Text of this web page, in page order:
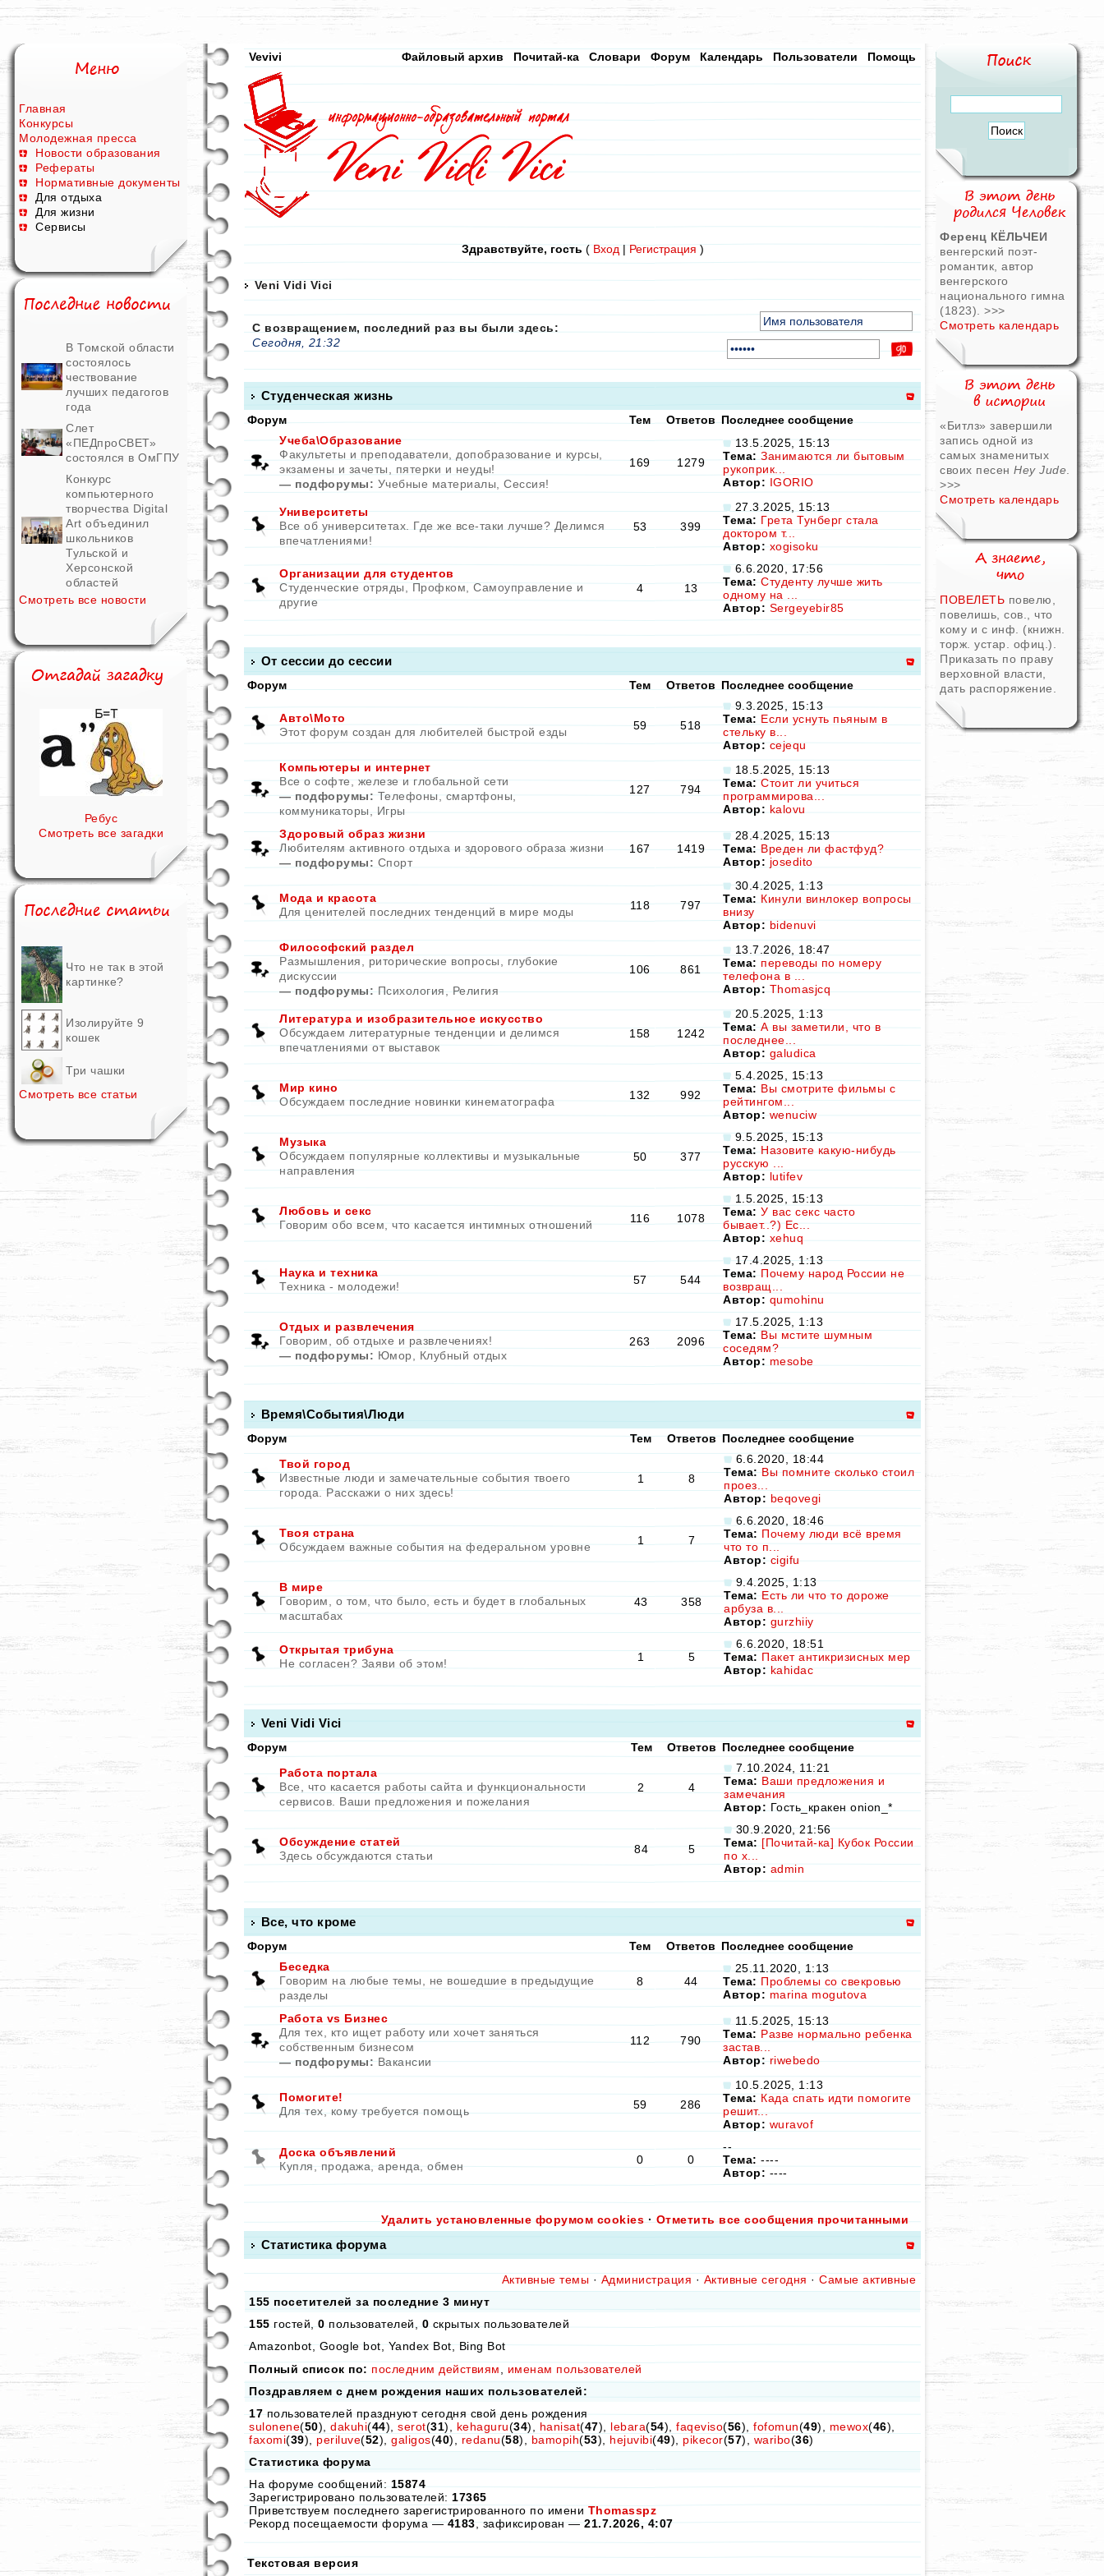
Главная
Конкурсы
Молодежная пресса
Новости образования
Рефераты
Нормативные документы
Для отдыха
Для жизни
Сервисы
В Томской области
состоялось
чествование
лучших педагогов
года
Слет
«ПЕДпроСВЕТ»
состоялся в ОмГПУ
Конкурс
компьютерного
творчества Digital
Art объединил
школьников
Тульской и
Херсонской
областей
Смотреть все новости
Ребус
Смотреть все загадки
Что не так в этой
картинке?
Изолируйте 9
кошек
Три чашки
Смотреть все статьи
Vevivi Помощь
Пользователи
Календарь
Форум
Словари
Почитай-ка
Файловый архив
Здравствуйте, гость ( Вход | Регистрация )
Veni Vidi Vici
С возвращением, последний раз вы были здесь:
Сегодня, 21:32
Студенческая жизнь
Форум Тем Ответов Последнее сообщение
Учеба\Образование
Факультеты и преподаватели, допобразование и курсы,
экзамены и зачеты, пятерки и неуды!
— подфорумы: Учебные материалы Сессия!
169 1279
13.5.2025, 15:13
Тема: Занимаются ли бытовым
рукоприк...
Автор: IGORIO
Университеты
Все об университетах. Где же все-таки лучше? Делимся
впечатлениями!
53 399
27.3.2025, 15:13
Тема: Грета Тунберг стала
доктором т...
Автор: xogisoku
Организации для студентов
Студенческие отряды, Профком, Самоуправление и
другие
4 13
6.6.2020, 17:56
Тема: Студенту лучше жить
одному на ...
Автор: Sergeyebir85
От сессии до сессии
Форум Тем Ответов Последнее сообщение
Авто\Мото
Этот форум создан для любителей быстрой езды
59 518
9.3.2025, 15:13
Тема: Если уснуть пьяным в
стельку в...
Автор: cejequ
Компьютеры и интернет
Все о софте, железе и глобальной сети
— подфорумы: Телефоны, смартфоны,
коммуникаторы
Игры
127 794
18.5.2025, 15:13
Тема: Стоит ли учиться
программирова...
Автор: kalovu
Здоровый образ жизни
Любителям активного отдыха и здорового образа жизни
— подфорумы: Спорт
167 1419
28.4.2025, 15:13
Тема: Вреден ли фастфуд?
Автор: josedito
Мода и красота
Для ценителей последних тенденций в мире моды
118 797
30.4.2025, 1:13
Тема: Кинули винлокер вопросы
внизу
Автор: bidenuvi
Философский раздел
Размышления, риторические вопросы, глубокие
дискуссии
— подфорумы: Психология,Религия
106 861
13.7.2026, 18:47
Тема: переводы по номеру
телефона в ...
Автор: Thomasjcq
Литература и изобразительное искусство
Обсуждаем литературные тенденции и делимся
впечатлениями от выставок
158 1242
20.5.2025, 1:13
Тема: А вы заметили, что в
последнее...
Автор: galudica
Мир кино
Обсуждаем последние новинки кинематографа
132 992
5.4.2025, 15:13
Тема: Вы смотрите фильмы с
рейтингом...
Автор: wenuciw
Музыка
Обсуждаем популярные коллективы и музыкальные
направления
50 377
9.5.2025, 15:13
Тема: Назовите какую-нибудь
русскую ...
Автор: lutifev
Любовь и секс
Говорим обо всем, что касается интимных отношений
116 1078
1.5.2025, 15:13
Тема: У вас секс часто
бывает..?) Ес...
Автор: xehuq
Наука и техника
Техника - молодежи!
57 544
17.4.2025, 1:13
Тема: Почему народ России не
возвращ...
Автор: qumohinu
Отдых и развлечения
Говорим, об отдыхе и развлечениях!
— подфорумы: Юмор Клубный отдых
263 2096
17.5.2025, 1:13
Тема: Вы мстите шумным
соседям?
Автор: mesobe
Время\События\Люди
Форум Тем Ответов Последнее сообщение
Твой город
Известные люди и замечательные события твоего
города. Расскажи о них здесь!
1 8
6.6.2020, 18:44
Тема: Вы помните сколько стоил
проез...
Автор: beqovegi
Твоя страна
Обсуждаем важные события на федеральном уровне
1 7
6.6.2020, 18:46
Тема: Почему люди всё время
что то п...
Автор: cigifu
В мире
Говорим, о том, что было, есть и будет в глобальных
масштабах
43 358
9.4.2025, 1:13
Тема: Есть ли что то дороже
арбуза в...
Автор: gurzhiiy
Открытая трибуна
Не согласен? Заяви об этом!
1 5
6.6.2020, 18:51
Тема: Пакет антикризисных мер
Автор: kahidac
Veni Vidi Vici
Форум Тем Ответов Последнее сообщение
Работа портала
Все, что касается работы сайта и функциональности
сервисов. Ваши предложения и пожелания
2 4
7.10.2024, 11:21
Тема: Ваши предложения и
замечания
Автор: Гость_кракен onion_*
Обсуждение статей
Здесь обсуждаются статьи
84 5
30.9.2020, 21:56
Тема: [Почитай-ка] Кубок России
по х...
Автор: admin
Все, что кроме
Форум Тем Ответов Последнее сообщение
Беседка
Говорим на любые темы, не вошедшие в предыдущие
разделы
8 44
25.11.2020, 1:13
Тема: Проблемы со свекровью
Автор: marina mogutova
Работа vs Бизнес
Для тех, кто ищет работу или хочет заняться
собственным бизнесом
— подфорумы: Вакансии
112 790
11.5.2025, 15:13
Тема: Разве нормально ребенка
застав...
Автор: riwebedo
Помогите!
Для тех, кому требуется помощь
59 286
10.5.2025, 1:13
Тема: Када спать идти помогите
решит...
Автор: wuravof
Доска объявлений
Купля, продажа, аренда, обмен
0 0
--
Тема: ----
Автор: ----
Удалить установленные форумом cookies·Отметить все сообщения прочитанными
Статистика форума
Активные темы · Администрация · Активные сегодня · Самые активные
155 посетителей за последние 3 минут
155 гостей,0 пользователей, 0 скрытых пользователей
Amazonbot, Google bot, Yandex Bot, Bing Bot
Полный список по: последним действиям
именам пользователей
Поздравляем с днем рождения наших пользователей:
17пользователей празднуют сегодня свой день рождения
sulonene(50), dakuhi(44), serot(31), kehaguru(34), hanisat(47), lebara(54), faqeviso(56), fofomun(49), mewox(46),
faxomi(39), periluve(52), galigos(40), redanu(58), bamopih(53), hejuvibi(49), pikecor(57), waribo(36)
Статистика форума
На форуме сообщений: 15874
Зарегистрировано пользователей: 17365
Приветствуем последнего зарегистрированного по имени Thomasspz
Рекорд посещаемости форума — 4183, зафиксирован — 21.7.2026, 4:07
Текстовая версия
Ференц КЁЛЬЧЕИ
венгерский поэт-
романтик, автор
венгерского
национального гимна
(1823). >>>
Смотреть календарь
«Битлз» завершили
запись одной из
самых знаменитых
своих песен Hey Jude
>>>
Смотреть календарь
ПОВЕЛЕТЬ повелю,
повелишь, сов., что
кому и с инф. (книжн.
торж. устар. офиц.).
Приказать по праву
верховной власти,
дать распоряжение.